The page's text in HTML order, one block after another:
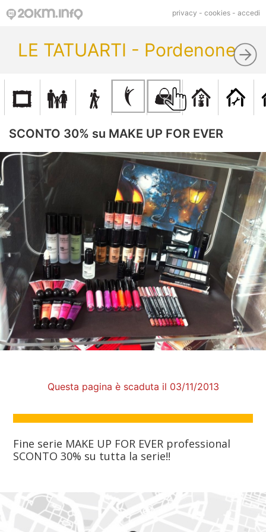
privacy - cookies - accedi
LE TATUARTI - Pordenone
SCONTO 30% su MAKE UP FOR EVER
Questa pagina è scaduta il 03/11/2013
Fine serie MAKE UP FOR EVER professional
SCONTO 30% su tutta la serie!!